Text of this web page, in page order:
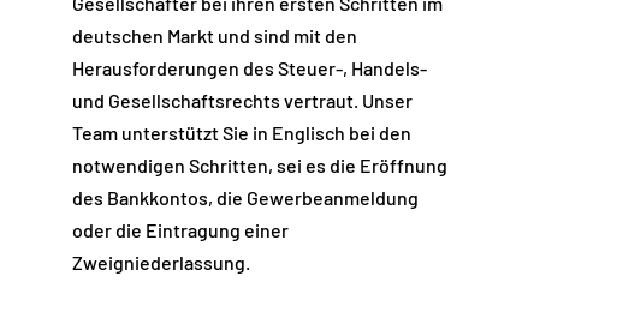
deutschen Markt und sind mit den
Herausforderungen des Steuer-, Handels-
und Gesellschaftsrechts vertraut. Unser
Team unterstützt Sie in Englisch bei den
notwendigen Schritten, sei es die Eröffnung
des Bankkontos, die Gewerbeanmeldung
oder die Eintragung einer
Zweigniederlassung.